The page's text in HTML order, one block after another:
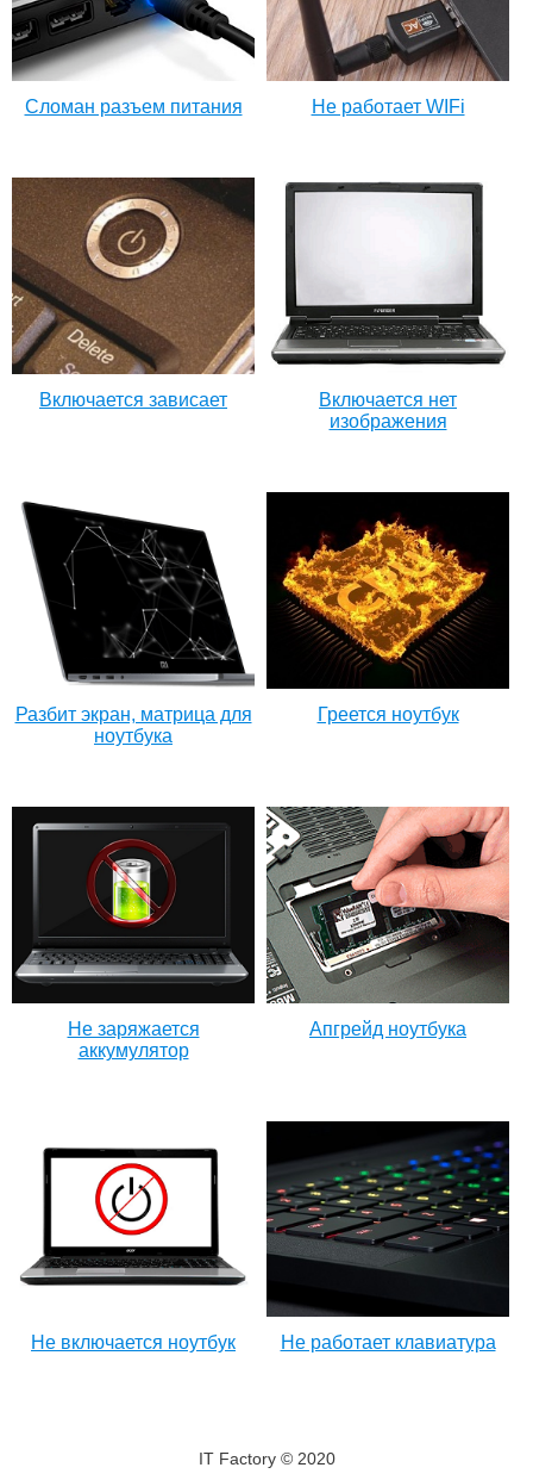
Сломан разъем питания Не работает WIFi
Включается зависает
Включается нет
изображения
Разбит экран, матрица для
ноутбука
Греется ноутбук
Не заряжается
аккумулятор
Апгрейд ноутбука
Не включается ноутбук Не работает клавиатура
IT Factory © 2020